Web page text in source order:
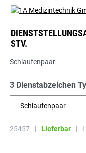
STV.
Schlaufenpaar
3 Dienstabzeichen
Schlaufenpaar
25457 | Lieferbar |